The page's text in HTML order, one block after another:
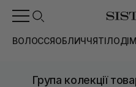
ВОЛОССЯОБЛИЧЧЯТІЛОДІМ
Група колекції